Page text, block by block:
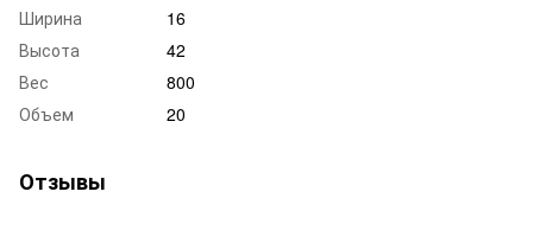
Ширина
16
Высота
42
Вес
800
Объем
20
Отзывы